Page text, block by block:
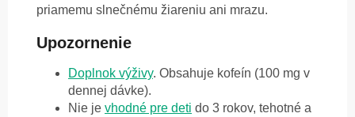
priamemu slnečnému žiareniu ani mrazu.
Upozornenie
Doplnok výživy. Obsahuje kofeín (100 mg v
dennej dávke).
Nie je vhodné pre deti do 3 rokov, tehotné a